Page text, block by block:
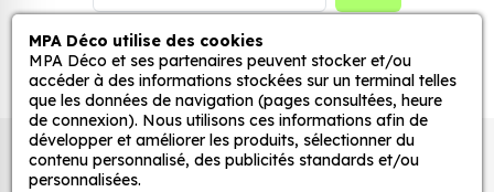
Grâce à notre sélection de stickers et autocollants,
adaptez la décoration d’une pièce, d’une voiture,
d’un meuble, d’une porte et de toute autre surface,
et ce, à moindre coût et sans effort.
Quels sont les avantages de nos stickers
Autocollants pour véhicules et stickers
MPA Déco utilise des cookies
MPA Déco et ses partenaires peuvent stocker et/ou
accéder à des informations stockées sur un terminal telles
que les données de navigation (pages consultées, heure
de connexion). Nous utilisons ces informations afin de
développer et améliorer les produits, sélectionner du
contenu personnalisé, des publicités standards et/ou
personnalisées.